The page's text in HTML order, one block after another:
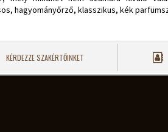
hagyományőrző, klasszikus, kék
KÉRDEZZE SZAKÉRTŐINKET